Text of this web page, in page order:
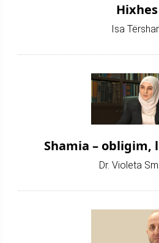
Hixhes
Isa
Shamia – obligim,
Dr. Violeta